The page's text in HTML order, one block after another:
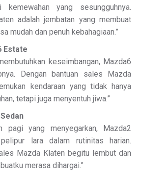
kemewahan yang sesungguhnya.
adalah jembatan yang membuat
mudah dan penuh kebahagiaan.”
Estate
keseimbangan, Mazda6
Dengan bantuan sales Mazda
kendaraan yang tidak hanya
tetapi juga menyentuh jiwa.”
pagi yang menyegarkan, Mazda2
lara dalam rutinitas harian.
Mazda Klaten begitu lembut dan
merasa dihargai.”